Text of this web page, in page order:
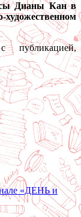
Дианы Кан в
«ДЕНЬ и